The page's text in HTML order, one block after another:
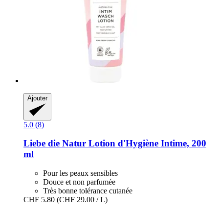
Ajouter
5.0 (8)
Liebe die Natur Lotion d'Hygiène Intime, 200
ml
Pour les peaux sensibles
Douce et non parfumée
Très bonne tolérance cutanée
CHF 5.80 (CHF 29.00 / L)